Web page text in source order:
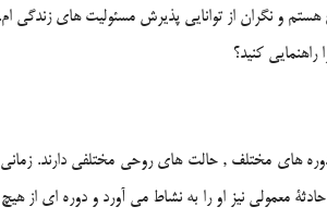
و نگران از توانايي پذيرش مسئوليت هاي زندگي
كنيد؟
هاي مختلف , حالت هاي روحي مختلفي دارند.
معمولي نيز او را به نشاط مي آورد و دوره اي از